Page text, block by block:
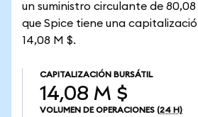
un suministro circulante de 80,08
que Spice tiene una
14,08 M $.
CAPITALIZACIÓN BURSÁTIL
14,08 M $
VOLUMEN DE OPERACIONES (24 H)